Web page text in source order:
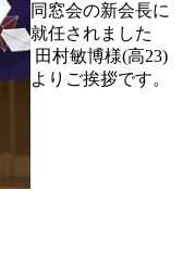
同窓会の新会長に
就任されました
田村敏博様(高23)
よりご挨拶です。